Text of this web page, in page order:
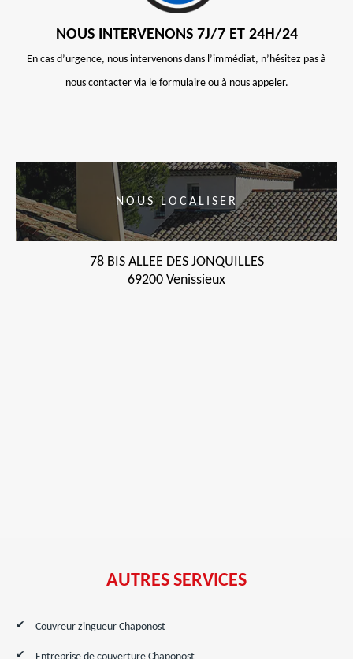
NOUS INTERVENONS 7J/7 ET 24H/24
En cas d’urgence, nous intervenons dans l’immédiat, n’hésitez pas à
nous contacter via le formulaire ou à nous appeler.
NOUS LOCALISER
78 BIS ALLEE DES JONQUILLES
69200 Venissieux
AUTRES SERVICES
Couvreur zingueur Chaponost